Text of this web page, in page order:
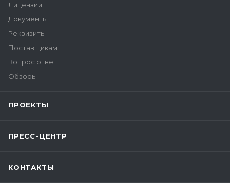
Лицензии
Документы
Реквизиты
Поставщикам
Вопрос ответ
Обзоры
ПРОЕКТЫ
ПРЕСС-ЦЕНТР
КОНТАКТЫ